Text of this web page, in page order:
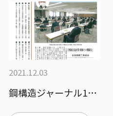
2021.12.03
鋼構造ジャーナル11/22号に掲載いただ…